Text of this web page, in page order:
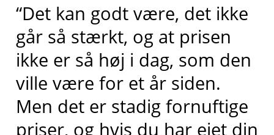
“Det kan godt være, det ikke
går så stærkt, og at prisen
ikke er så høj i dag, som den
ville være for et år siden.
Men det er stadig fornuftige
priser, og hvis du har ejet din